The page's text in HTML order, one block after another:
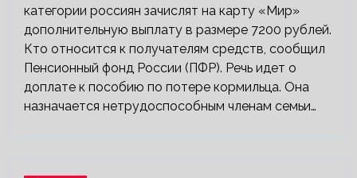
категории россиян зачислят на карту «Мир»
дополнительную выплату в размере 7200 рублей.
Кто относится к получателям средств, сообщил
Пенсионный фонд России (ПФР). Речь идет о
доплате к пособию по потере кормильца. Она
назначается нетрудоспособным членам семьи…